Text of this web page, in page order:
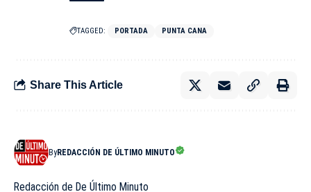
TAGGED: PORTADA PUNTA CANA
Share This Article
ByREDACCIÓN DE ÚLTIMO MINUTO
Redacción de De Último Minuto